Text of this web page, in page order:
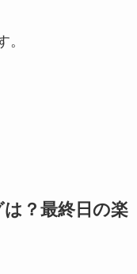
。
？最終日の楽